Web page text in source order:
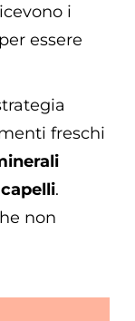
i
essere
freschi
.
non